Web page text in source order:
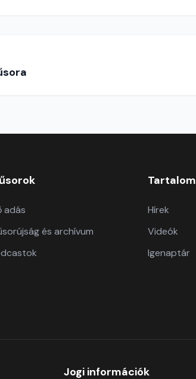
adás
és archívum
Tartalom
Hírek
Videók
Igenaptár
Jogi információk